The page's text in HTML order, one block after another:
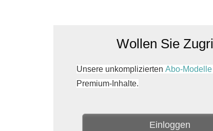
Wollen Sie
Unsere unkomplizierten Abo-Modelle
Premium-Inhalte.
Einloggen